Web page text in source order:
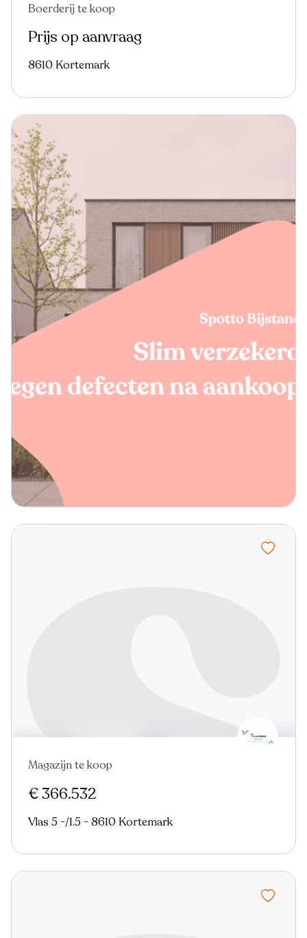
In optie
Boerderij te koop
Prijs op aanvraag
8610 Kortemark
Magazijn te koop
€ 366.532
Vlas 5 -/1.5 - 8610 Kortemark